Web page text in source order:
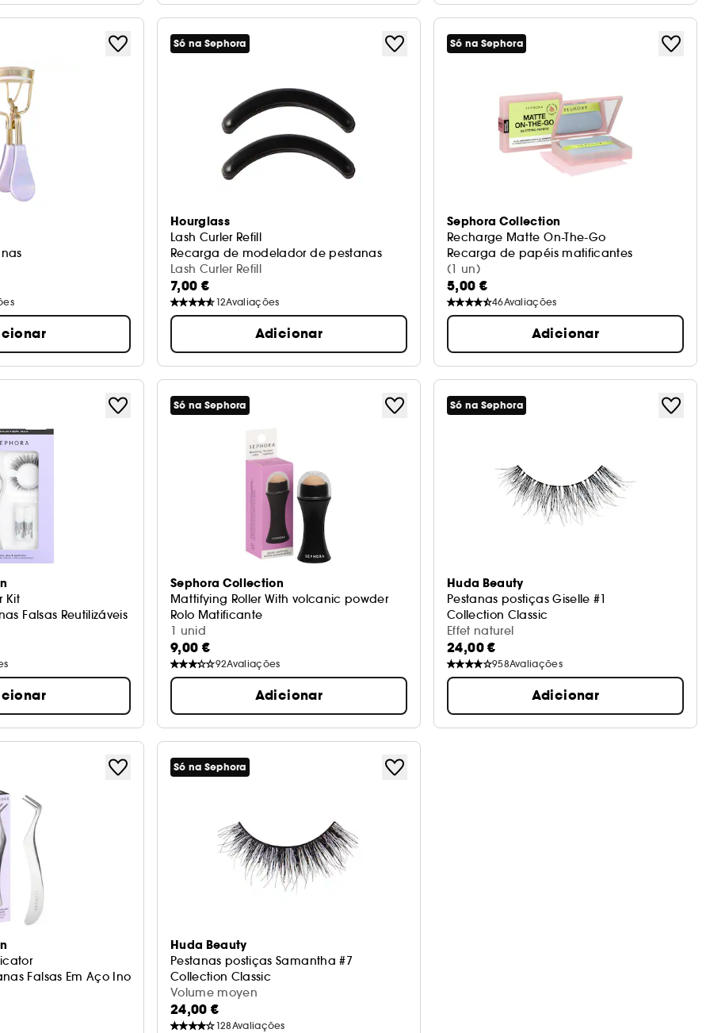
Só na Sephora
Hourglass
Lash Curler Refill
Recarga de modelador de pestanas
Lash Curler Refill
7,00 €
12Avaliações
Adicionar
Só na Sephora
Sephora Collection
Recharge Matte On-The-Go
Recarga de papéis matificantes
(1 un)
5,00 €
46Avaliações
Adicionar
Kit
Falsas Reutilizáveis
Só na Sephora
Sephora Collection
Mattifying Roller With volcanic powder
Rolo Matificante
1 unid
9,00 €
92Avaliações
Adicionar
Só na Sephora
Huda Beauty
Pestanas postiças Giselle #1
Collection Classic
Effet naturel
24,00 €
958Avaliações
Adicionar
Falsas Em Aço Inoxidável
Só na Sephora
Huda Beauty
Pestanas postiças Samantha #7
Collection Classic
Volume moyen
24,00 €
128Avaliações